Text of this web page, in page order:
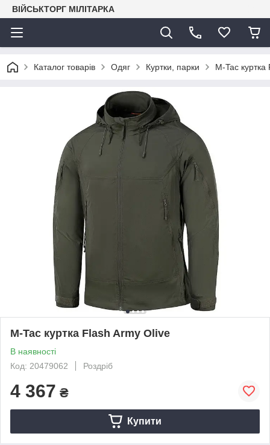
ВІЙСЬКТОРГ МІЛІТАРКА
Каталог товарів Одяг Куртки, парки M-Tac
M-Tac куртка Flash Army Olive
В наявності
Код: 20479062
Роздріб
4 367 ₴
Купити